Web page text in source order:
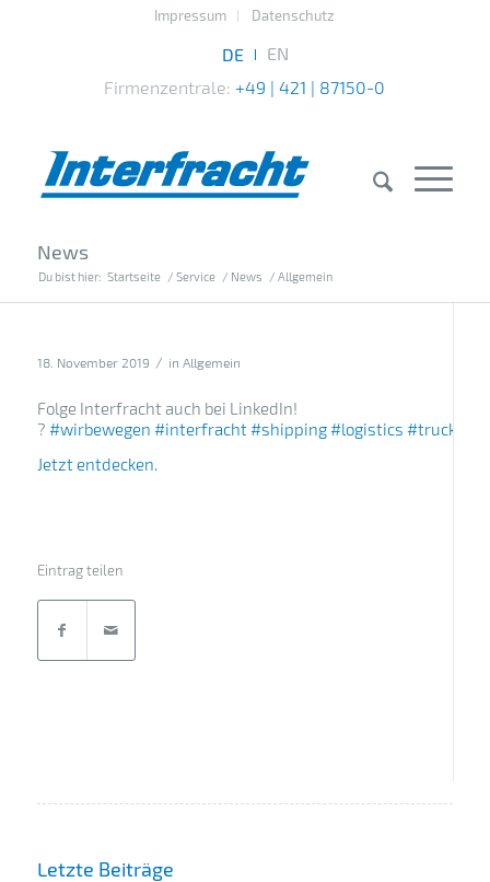
Impressum Datenschutz
Firmenzentrale: +49 | 421 | 87150-0
News
Du bist hier: Startseite / Service / News / Allgemein
18. November 2019 / in Allgemein
Folge Interfracht auch bei LinkedIn!
? #wirbewegen #interfracht#shipping#logistics #trucking
Jetzt entdecken.
Eintrag teilen
Letzte Beiträge